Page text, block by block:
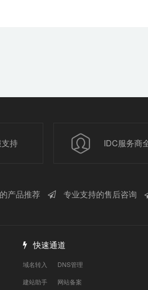
持 IDC服务商
产品推荐 专业支持的售后咨询
快速通道
域名转入
DNS管理
建站助手
网站备案